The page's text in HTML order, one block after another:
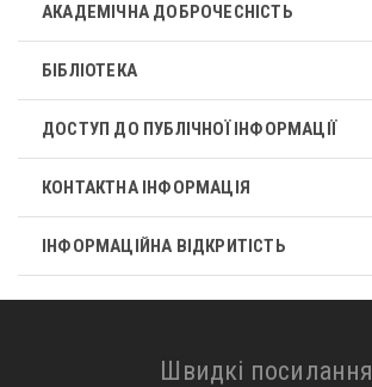
АКАДЕМІЧНА ДОБРОЧЕСНІСТЬ
БІБЛІОТЕКА
ДОСТУП ДО ПУБЛІЧНОЇ ІНФОРМАЦІЇ
КОНТАКТНА ІНФОРМАЦІЯ
ІНФОРМАЦІЙНА ВІДКРИТІСТЬ
Швидкі посилання